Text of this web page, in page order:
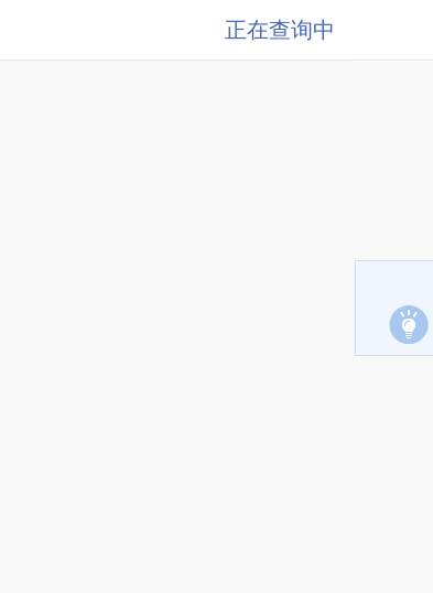
正在查询中